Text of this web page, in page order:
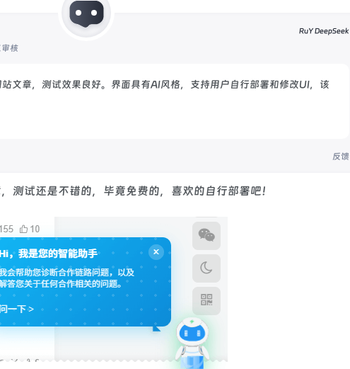
核
RuY DeepSeek
文章，测试效果良好。界面具有AI风格，支持用户自行部署和修改UI，该
反馈
测试还是不错的，毕竟免费的，喜欢的自行部署吧！